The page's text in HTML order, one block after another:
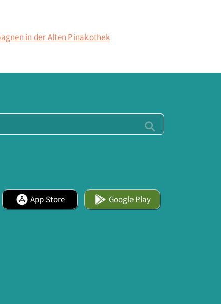
in der Alten Pinakothek
App Store Google Play